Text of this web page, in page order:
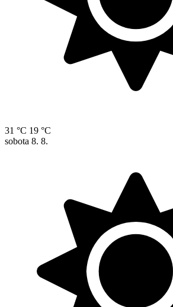
31 °C 19 °C
sobota 8. 8.